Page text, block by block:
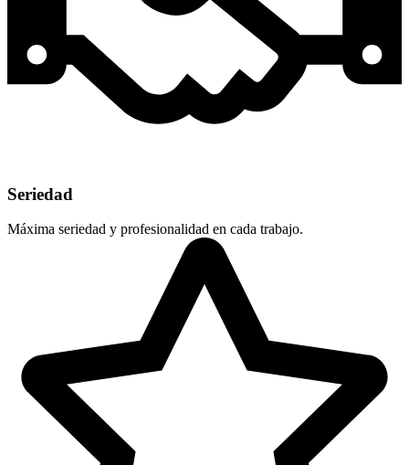
Seriedad
Máxima seriedad y profesionalidad en cada trabajo.